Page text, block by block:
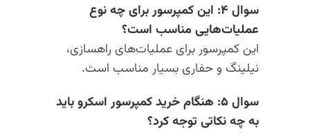
سوال ۴: این کمپرسور برای چه نوع
عملیات‌هایی مناسب است؟
این کمپرسور برای عملیات‌های راهسازی،
نیلینگ و حفاری بسیار مناسب است.
سوال ۵: هنگام خرید کمپرسور اسکرو باید
به چه نکاتی توجه کرد؟